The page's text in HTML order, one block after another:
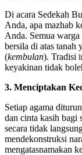
Di acara Sedekah
Anda, apa mazhab
Anda. Semua
bersila di atas tanah
(kembulan). Tradisi
keyakinan tidak
3. Menciptakan
Setiap agama
dan cinta kasih bagi
secara tidak
mendekonstruksi
mengatasnamakan